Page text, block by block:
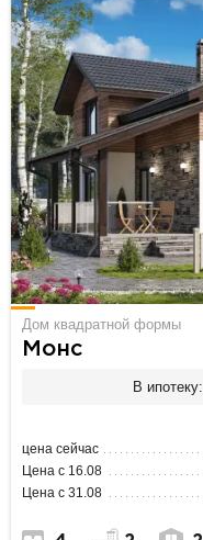
Дом квадратной формы
Монс
В ипотеку:
цена сейчас
Цена с 16.08
Цена с 31.08